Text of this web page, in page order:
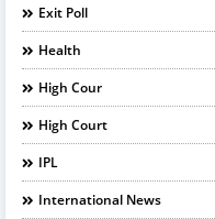
Exit Poll
Health
High Cour
High Court
IPL
International News